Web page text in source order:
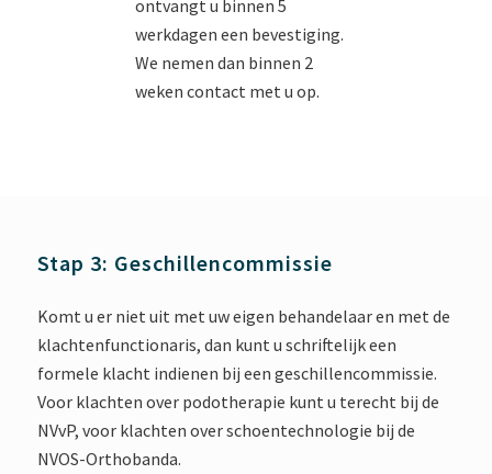
ontvangt u binnen 5
werkdagen een bevestiging.
We nemen dan binnen 2
weken contact met u op.
Stap 3: Geschillencommissie
Komt u er niet uit met uw eigen behandelaar en met de
klachtenfunctionaris, dan kunt u schriftelijk een
formele klacht indienen bij een geschillencommissie.
Voor klachten over podotherapie kunt u terecht bij de
NVvP, voor klachten over schoentechnologie bij de
NVOS-Orthobanda.